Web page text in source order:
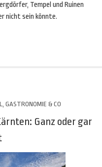
Tempel und Ruinen
nicht sein könnte.
GASTRONOMIE & CO
Ganz oder gar